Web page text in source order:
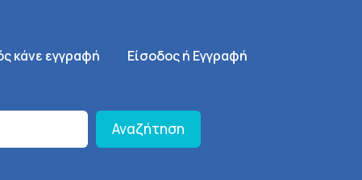
κάνε εγγραφή SignUp Menu
Είσοδος ή Εγγραφή
Αναζήτηση